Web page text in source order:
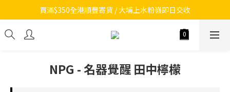
買滿$350全港順豐寄貨 / 大埔上水粉嶺即日交收
NPG - 名器覺醒 田中檸檬